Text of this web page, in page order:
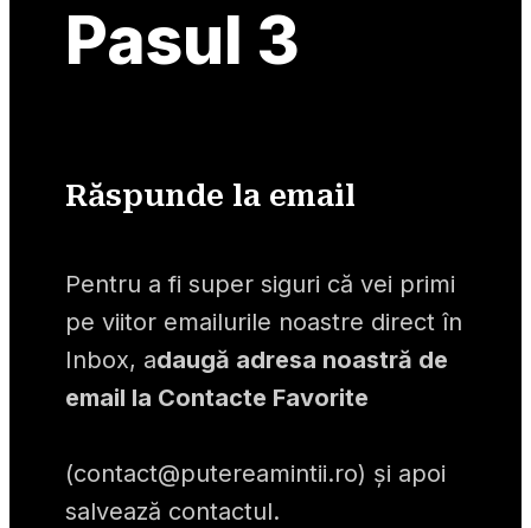
Pasul 3
Pentru a fi super siguri că vei primi
pe viitor emailurile noastre direct în
Inbox, adaugă adresa noastră de
email la Contacte Favorite
(contact@putereamintii.ro) și apoi
salvează contactul.
Răspunde la email